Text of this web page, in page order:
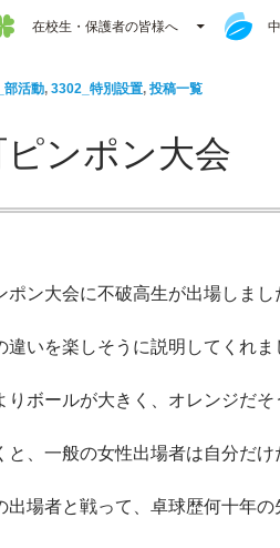
在校生・保護者の皆様へ
部活動, 3302_特別設置, 投稿一覧
ンポン大会
ン大会に不破高生が出場しまし
違いを楽しそうに説明してくれま
りボールが大きく、オレンジだ
と、一般の女性出場者は自分だ
出場者と戦って、卓球歴何十年